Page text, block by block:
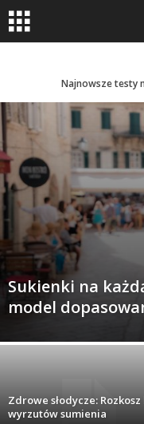
Najnowsze testy
Jak
Sukienki na
model
Zdrowe słodycze: Rozkosz
wyrzutów sumienia